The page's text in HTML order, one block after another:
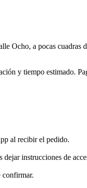
Ocho, a pocas
y tiempo estimado.
al recibir el pedido.
instrucciones de
confirmar.